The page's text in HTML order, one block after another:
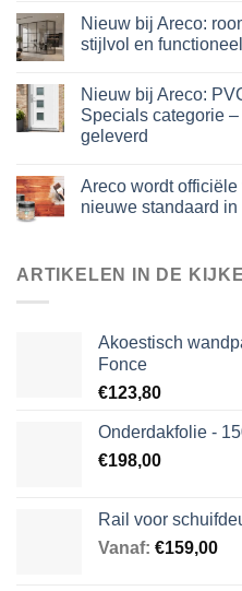
Nieuw bij Areco:
stijlvol en
Nieuw bij Areco:
Specials categorie
geleverd
Areco wordt
nieuwe standaard
ARTIKELEN IN DE
Akoestisch
Fonce
€123,80
Onderdakfolie -
€198,00
Rail voor
Vanaf: €159,00